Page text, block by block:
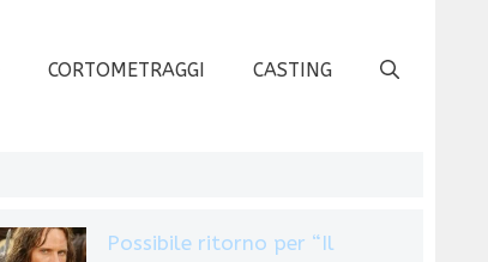
CORTOMETRAGGI CASTING
Possibile ritorno per “Il